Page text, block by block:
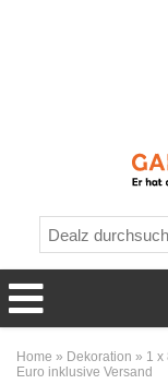
Home » Dekoration » 1 x
Euro inklusive Versand